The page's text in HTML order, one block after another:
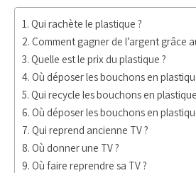
Qui rachète le plastique ?
Comment gagner de l’argent grâce
Quelle est le prix du plastique ?
Où déposer les bouchons en
Qui recycle les bouchons en
Où déposer les bouchons en
Qui reprend ancienne TV ?
Où donner une TV ?
Où faire reprendre sa TV ?